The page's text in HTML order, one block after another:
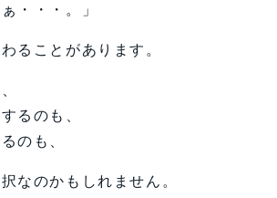
・・・。」
ることがあります。
るのも、
のも、
なのかもしれません。